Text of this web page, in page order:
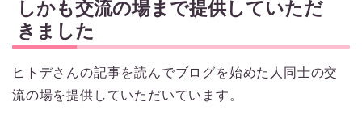
しかも交流の場まで提供していただ
きました
ヒトデさんの記事を読んでブログを始めた人同士の交
流の場を提供していただいています。